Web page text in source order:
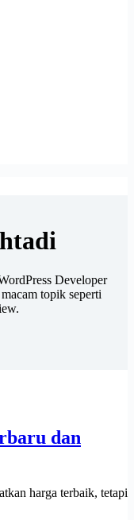
Developer
topik seperti
dan
harga terbaik, tetapi